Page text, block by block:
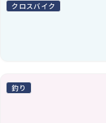
クロスバイク
釣り